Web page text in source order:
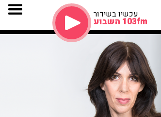
עכשיו בשידור
103fm השבוע